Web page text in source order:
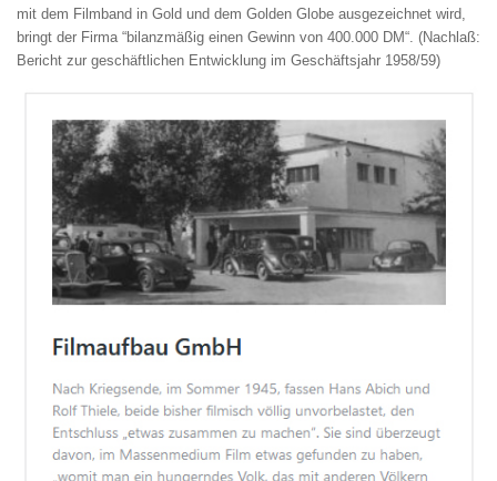
mit dem Filmband in Gold und dem Golden Globe ausgezeichnet wird,
bringt der Firma “bilanzmäßig einen Gewinn von 400.000 DM“. (Nachlaß:
Bericht zur geschäftlichen Entwicklung im Geschäftsjahr 1958/59)